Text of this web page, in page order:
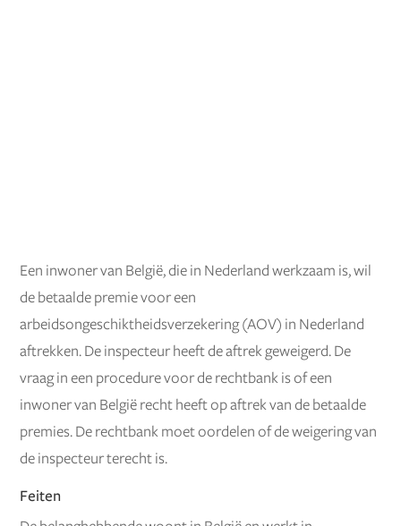
Een inwoner van België, die in Nederland werkzaam is, wil
de betaalde premie voor een
arbeidsongeschiktheidsverzekering (AOV) in Nederland
aftrekken. De inspecteur heeft de aftrek geweigerd. De
vraag in een procedure voor de rechtbank is of een
inwoner van België recht heeft op aftrek van de betaalde
premies. De rechtbank moet oordelen of de weigering van
de inspecteur terecht is.
Feiten